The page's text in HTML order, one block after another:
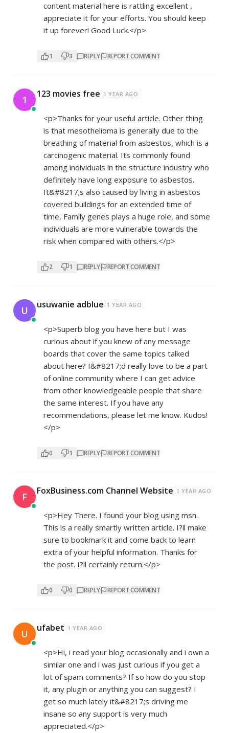
content material here is rattling excellent ,
appreciate it for your efforts. You should keep
it up forever! Good Luck.</p>
1 3 REPLY REPORT COMMENT
1 123 movies free 1 YEAR AGO
<p>Thanks for your useful article. Other thing
is that mesothelioma is generally due to the
breathing of material from asbestos, which is a
carcinogenic material. Its commonly found
among individuals in the structure industry who
definitely have long exposure to asbestos.
It&#8217;s also caused by living in asbestos
covered buildings for an extended time of
time, Family genes plays a huge role, and some
individuals are more vulnerable towards the
risk when compared with others.</p>
2 1 REPLY REPORT COMMENT
U usuwanie adblue 1 YEAR AGO
<p>Superb blog you have here but I was
curious about if you knew of any message
boards that cover the same topics talked
about here? I&#8217;d really love to be a part
of online community where I can get advice
from other knowledgeable people that share
the same interest. If you have any
recommendations, please let me know. Kudos!
</p>
0 1 REPLY REPORT COMMENT
F FoxBusiness.com Channel Website 1 YEAR AGO
<p>Hey There. I found your blog using msn.
This is a really smartly written article. I?ll make
sure to bookmark it and come back to learn
extra of your helpful information. Thanks for
the post. I?ll certainly return.</p>
0 0 REPLY REPORT COMMENT
U ufabet 1 YEAR AGO
<p>Hi, i read your blog occasionally and i own a
similar one and i was just curious if you get a
lot of spam comments? If so how do you stop
it, any plugin or anything you can suggest? I
get so much lately it&#8217;s driving me
insane so any support is very much
appreciated.</p>